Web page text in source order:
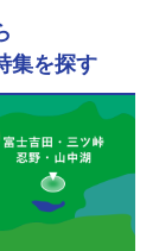
集を探す